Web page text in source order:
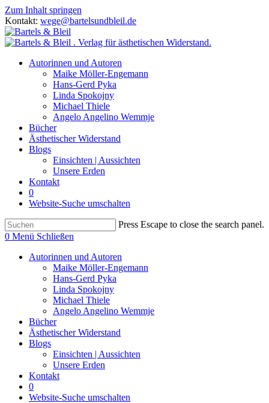
Zum Inhalt springen
Kontakt: wege@bartelsundbleil.de
Autorinnen und Autoren
Maike Möller-Engemann
Hans-Gerd Pyka
Linda Spokojny
Michael Thiele
Angelo Angelino Wemmje
Bücher
Ästhetischer Widerstand
Blogs
Einsichten | Aussichten
Unsere Erden
Kontakt
0
Website-Suche umschalten
Press Escape to close the search panel.
0 Menü Schließen
Autorinnen und Autoren
Maike Möller-Engemann
Hans-Gerd Pyka
Linda Spokojny
Michael Thiele
Angelo Angelino Wemmje
Bücher
Ästhetischer Widerstand
Blogs
Einsichten | Aussichten
Unsere Erden
Kontakt
0
Website-Suche umschalten